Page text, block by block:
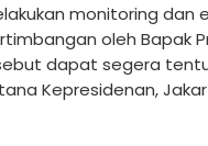
monitoring
oleh Bapak
dapat segera
Kepresidenan,